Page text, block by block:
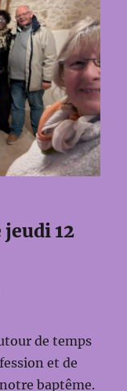
12
de temps
et de
baptême.